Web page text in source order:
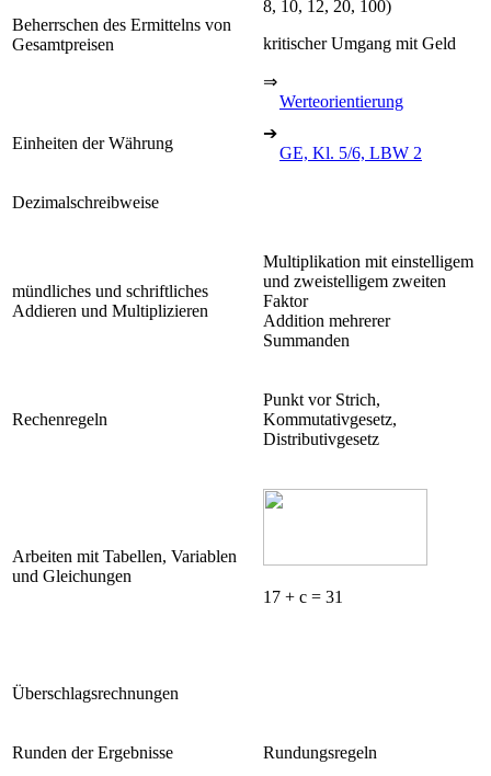
Beherrschen des Ermittelns von
Gesamtpreisen
8, 10, 12, 20, 100)
kritischer Umgang mit Geld
⇒
Werteorientierung
Einheiten der Währung
➔
GE, Kl. 5/6, LBW 2
Dezimalschreibweise
mündliches und schriftliches
Addieren und Multiplizieren
Multiplikation mit einstelligem
und zweistelligem zweiten
Faktor
Addition mehrerer
Summanden
Rechenregeln
Punkt vor Strich,
Kommutativgesetz,
Distributivgesetz
Arbeiten mit Tabellen, Variablen
und Gleichungen
17 + c = 31
Überschlagsrechnungen
Runden der Ergebnisse Rundungsregeln